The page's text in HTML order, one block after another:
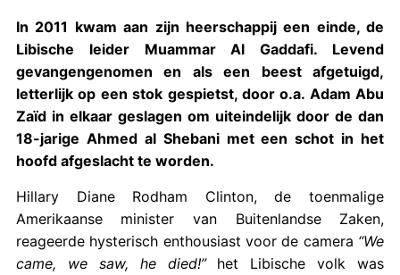
In 2011 kwam aan zijn heerschappij een einde, de
Libische leider Muammar Al Gaddafi. Levend
gevangengenomen en als een beest afgetuigd,
letterlijk op een stok gespietst, door o.a. Adam Abu
Zaïd in elkaar geslagen om uiteindelijk door de dan
18-jarige Ahmed al Shebani met een schot in het
hoofd afgeslacht te worden.
Hillary Diane Rodham Clinton, de toenmalige
Amerikaanse minister van Buitenlandse Zaken,
reageerde hysterisch enthousiast voor de camera “We
came, we saw, he died!”het Libische volk was